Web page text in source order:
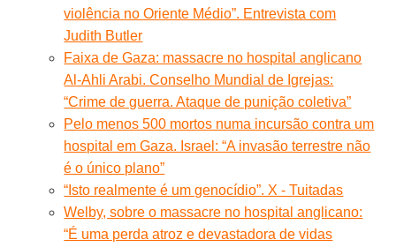
violência no Oriente Médio”. Entrevista com
Judith Butler
Faixa de Gaza: massacre no hospital anglicano
Al-Ahli Arabi. Conselho Mundial de Igrejas:
“Crime de guerra. Ataque de punição coletiva”
Pelo menos 500 mortos numa incursão contra um
hospital em Gaza. Israel: “A invasão terrestre não
é o único plano”
“Isto realmente é um genocídio”. X - Tuitadas
Welby, sobre o massacre no hospital anglicano:
“É uma perda atroz e devastadora de vidas